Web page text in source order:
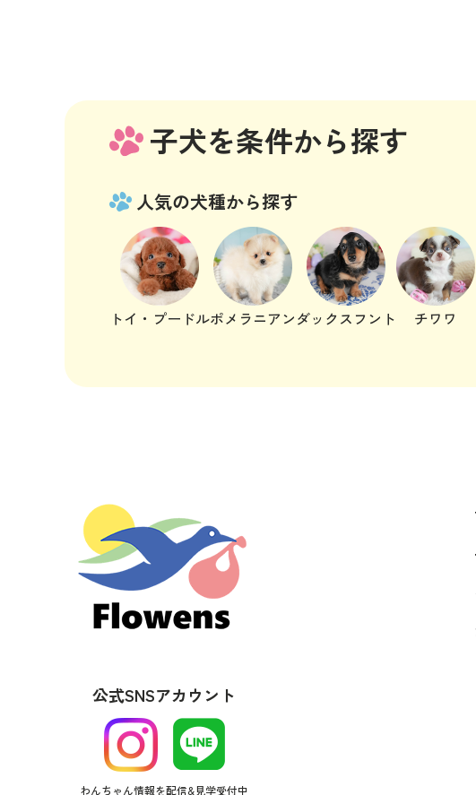
子犬を条件から探す
人気の犬種から探す
トイ・プードルポメラニアンダックスフント チワワ
公式SNSアカウント
わんちゃん情報を配信&見学受付中